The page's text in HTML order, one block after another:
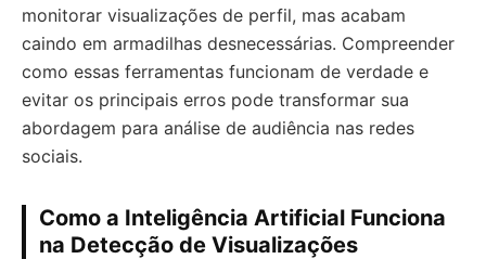
monitorar visualizações de perfil, mas acabam
caindo em armadilhas desnecessárias. Compreender
como essas ferramentas funcionam de verdade e
evitar os principais erros pode transformar sua
abordagem para análise de audiência nas redes
sociais.
Como a Inteligência Artificial Funciona
na Detecção de Visualizações